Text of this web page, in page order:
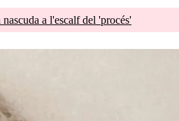
a l'escalf del 'procés'